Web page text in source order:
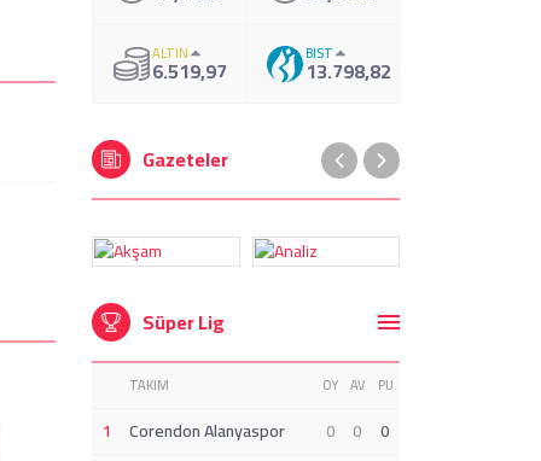
ALTIN
6.519,97 BIST
13.798,82
Gazeteler
Süper Lig
TAKIM OY AV PU
1 Corendon Alanyaspor 0 0
0